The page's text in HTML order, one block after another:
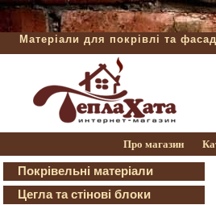
Матеріали для покрівлі та
Про магазин
Покрівельні матеріали
Цегла та стінові блоки